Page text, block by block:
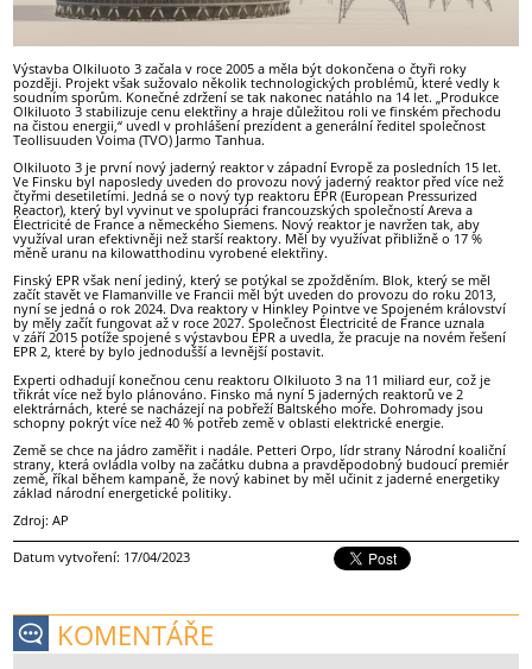
Výstavba Olkiluoto 3 začala v roce 2005 a měla být dokončena o čtyři roky
později. Projekt však sužovalo několik technologických problémů, které vedly k
soudním sporům. Konečné zdržení se tak nakonec natáhlo na 14 let. „Produkce
Olkiluoto 3 stabilizuje cenu elektřiny a hraje důležitou roli ve finském přechodu
na čistou energii,“ uvedl v prohlášení prezident a generální ředitel společnost
Teollisuuden Voima (TVO) Jarmo Tanhua.
Olkiluoto 3 je první nový jaderný reaktor v západní Evropě za posledních 15 let.
Ve Finsku byl naposledy uveden do provozu nový jaderný reaktor před více než
čtyřmi desetiletími. Jedná se o nový typ reaktoru EPR (European Pressurized
Reactor), který byl vyvinut ve spolupráci francouzských společností Areva a
Électricité de France a německého Siemens. Nový reaktor je navržen tak, aby
využíval uran efektivněji než starší reaktory. Měl by využívat přibližně o 17 %
měně uranu na kilowatthodinu vyrobené elektřiny.
Finský EPR však není jediný, který se potýkal se zpožděním. Blok, který se měl
začít stavět ve Flamanville ve Francii měl být uveden do provozu do roku 2013,
nyní se jedná o rok 2024. Dva reaktory v Hinkley Pointve ve Spojeném království
by měly začít fungovat až v roce 2027. Společnost Électricité de France uznala
v září 2015 potíže spojené s výstavbou EPR a uvedla, že pracuje na novém řešení
EPR 2, které by bylo jednodušší a levnější postavit.
Experti odhadují konečnou cenu reaktoru Olkiluoto 3 na 11 miliard eur, což je
třikrát více než bylo plánováno. Finsko má nyní 5 jaderných reaktorů ve 2
elektrárnách, které se nacházejí na pobřeží Baltského moře. Dohromady jsou
schopny pokrýt více než 40 % potřeb země v oblasti elektrické energie.
Země se chce na jádro zaměřit i nadále. Petteri Orpo, lídr strany Národní koaliční
strany, která ovládla volby na začátku dubna a pravděpodobný budoucí premiér
země, říkal během kampaně, že nový kabinet by měl učinit z jaderné energetiky
základ národní energetické politiky.
Zdroj: AP
Datum vytvoření: 17/04/2023
KOMENTÁŘE